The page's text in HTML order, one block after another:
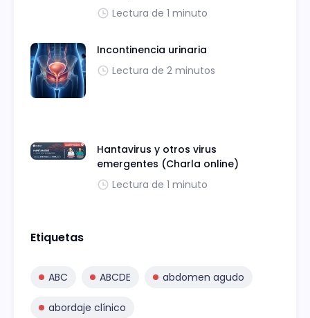
Lectura de 1 minuto
Incontinencia urinaria
Lectura de 2 minutos
Hantavirus y otros virus
emergentes (Charla online)
Lectura de 1 minuto
Etiquetas
ABC ABCDE abdomen agudo
abordaje clínico